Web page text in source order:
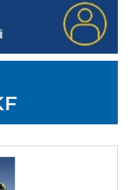
comprende varie
è pero senza